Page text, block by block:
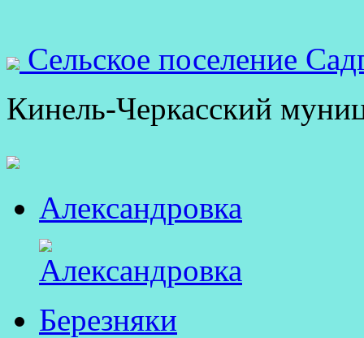
Сельское поселение
Кинель-Черкасский
Александровка
Березняки